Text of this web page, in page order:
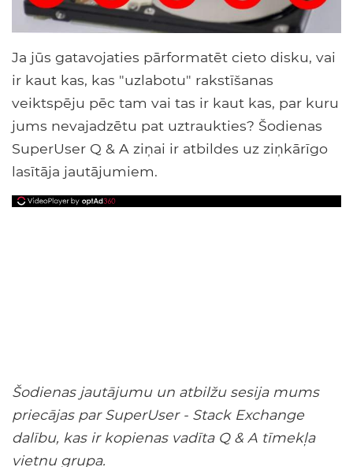
Ja jūs gatavojaties pārformatēt cieto disku, vai
ir kaut kas, kas "uzlabotu" rakstīšanas
veiktspēju pēc tam vai tas ir kaut kas, par kuru
jums nevajadzētu pat uztraukties? Šodienas
SuperUser Q & A ziņai ir atbildes uz ziņkārīgo
lasītāja jautājumiem.
Šodienas jautājumu un atbilžu sesija mums
priecājas par SuperUser - Stack Exchange
dalību, kas ir kopienas vadīta Q & A tīmekļa
vietņu grupa.